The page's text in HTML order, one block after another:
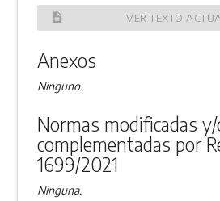
description VER TEXTO
Anexos
Ninguno.
Normas modificadas
complementadas por
1699/2021
Ninguna.